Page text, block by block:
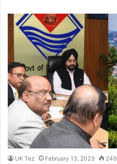
UK Tez February 13, 2023 249